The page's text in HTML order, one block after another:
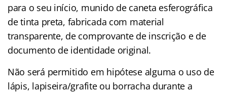
para o seu início, munido de caneta esferográfica
de tinta preta, fabricada com material
transparente, de comprovante de inscrição e de
documento de identidade original.
Não será permitido em hipótese alguma o uso de
lápis, lapiseira/grafite ou borracha durante a